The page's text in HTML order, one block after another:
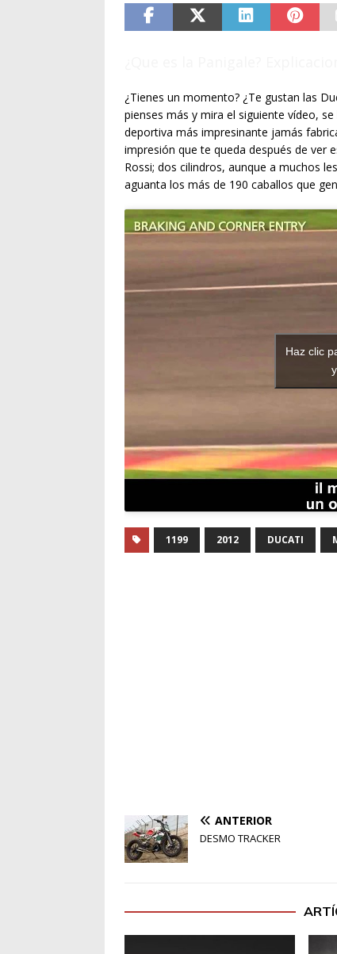
¿Tienes un momento? ¿Te gustan las
pienses más y mira el siguiente vídeo,
deportiva más impresinante jamás
impresión que te queda después de ver
Rossi; dos cilindros, aunque a muchos
aguanta los más de 190 caballos que
Haz clic
1199 2012 DUCATI
ANTERIOR
DESMO TRACKER